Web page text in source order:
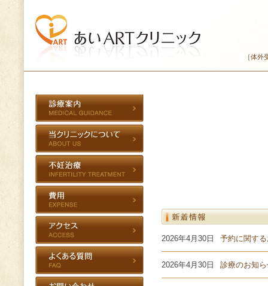
［体
2026年4月30日 予約に関す
2026年4月30日 診療のお知